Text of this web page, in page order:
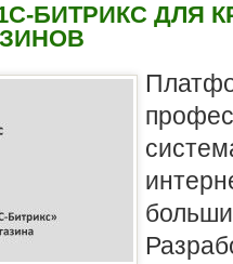
БИТРИКС ДЛЯ